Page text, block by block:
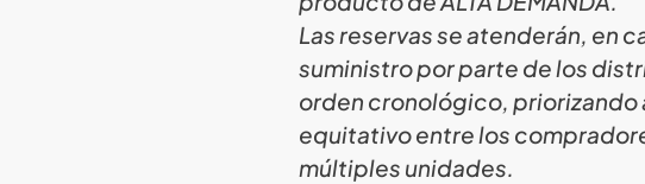
Las reservas se atenderán, en
suministro por parte de los
orden cronológico, priorizando
equitativo entre los
múltiples unidades.